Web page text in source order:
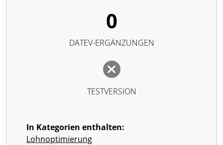
0
DATEV-ERGÄNZUNGEN
TESTVERSION
In Kategorien enthalten:
Lohnoptimierung